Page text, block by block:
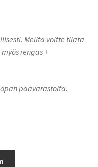
Meiltä voitte tilata
rengas +
päävarastolta.